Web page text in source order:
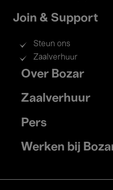
Join & Support
Steun ons
Zaalverhuur
Footer
menu
Over Bozar
Zaalverhuur
Pers
Werken bij